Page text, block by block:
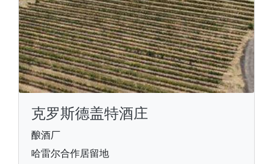
克罗斯德盖特酒庄
酿酒厂
哈雷尔合作居留地